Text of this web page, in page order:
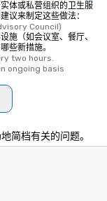
体或私营组织的卫生服
议来制定这些做法：
Council)
施（如会议室、餐厅、
些新措施。
two hours.
ongoing basis
简档有关的问题。